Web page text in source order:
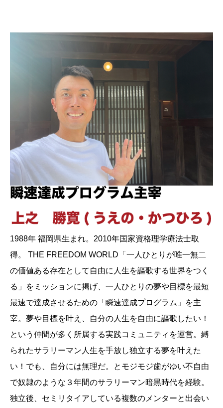
1988年 福岡県生まれ。2010年国家資格理学療法士取
得。 THE FREEDOM WORLD「一人ひとりが唯一無二
の価値ある存在として自由に人生を謳歌する世界をつく
る」をミッションに掲げ、一人ひとりの夢や目標を最短
最速で達成させるための「瞬速達成プログラム」を主
宰。夢や目標を叶え、自分の人生を自由に謳歌したい！
という仲間が多く所属する実践コミュニティを運営。縛
られたサラリーマン人生を手放し独立する夢を叶えた
い！でも、自分には無理だ。とモジモジ歯がゆい不自由
で奴隷のような３年間のサラリーマン暗黒時代を経験。
独立後、セミリタイアしている複数のメンターと出会い